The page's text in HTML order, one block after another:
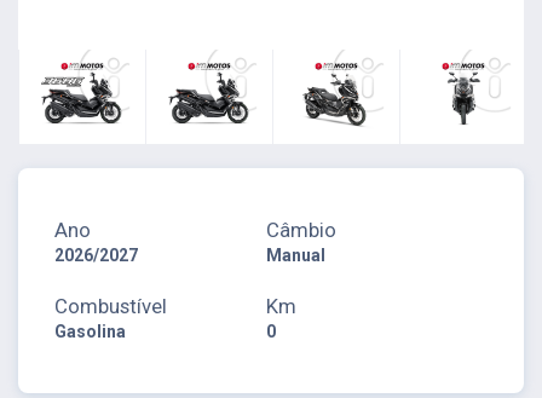
Ano
2026/2027
Câmbio
Manual
Combustível
Gasolina
Km
0